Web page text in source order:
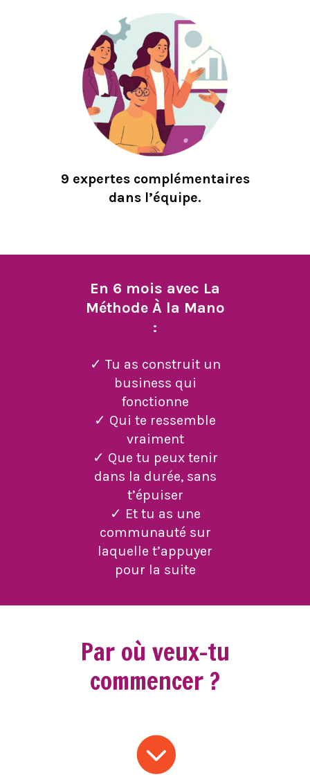
9 expertes complémentaires
dans l’équipe.
En 6 mois avec La
Méthode À la Mano
:
✓ Tu as construit un
business qui
fonctionne
✓ Qui te ressemble
vraiment
✓ Que tu peux tenir
dans la durée, sans
t’épuiser
✓ Et tu as une
communauté sur
laquelle t’appuyer
pour la suite
Par où veux-tu
commencer ?